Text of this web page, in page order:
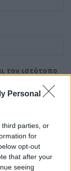
Personal
third parties, or
for
opt-out
that after your
seeing
τον ιστότοπο